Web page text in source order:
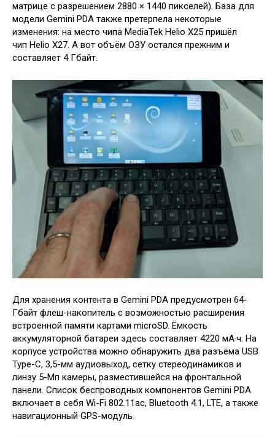
матрице с разрешением 2880 × 1440 пикселей). База для
модели Gemini PDA также претерпела некоторые
изменения: на место чипа MediaTek Helio X25 пришёл
чип Helio X27. А вот объём ОЗУ остался прежним и
составляет 4 Гбайт.
Для хранения контента в Gemini PDA предусмотрен 64-
Гбайт флеш-накопитель с возможностью расширения
встроенной памяти картами microSD. Ёмкость
аккумуляторной батареи здесь составляет 4220 мА·ч. На
корпусе устройства можно обнаружить два разъёма USB
Type-C, 3,5-мм аудиовыход, сетку стереодинамиков и
линзу 5-Мп камеры, разместившейся на фронтальной
панели. Список беспроводных компонентов Gemini PDA
включает в себя Wi-Fi 802.11ac, Bluetooth 4.1, LTE, а также
навигационный GPS-модуль.